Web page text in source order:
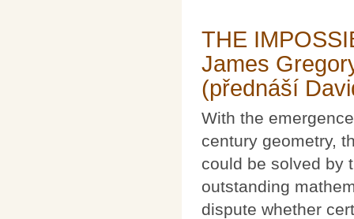
THE
James
(přednáší
With the
century geometry,
could be solved by
outstanding
dispute whether